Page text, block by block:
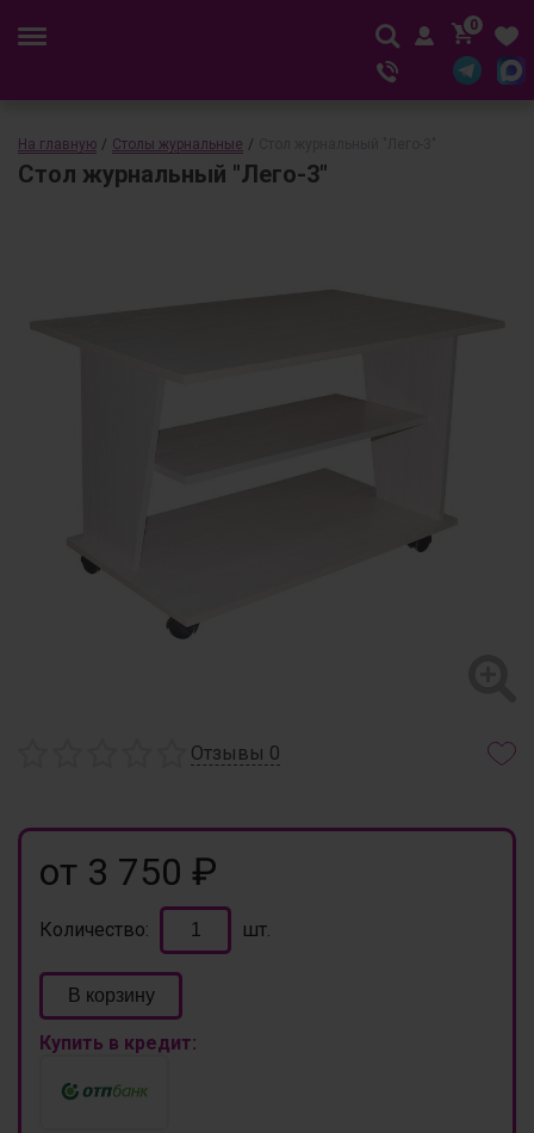
0
На главную / Столы журнальные /
Стол журнальный "Лего-3"
Отзывы 0
от 3 750 ₽
Количество: шт.
В корзину
Купить в кредит: